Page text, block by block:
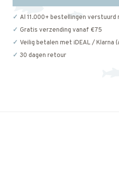
Al 11.000+ bestellingen verstuurd
Gratis verzending vanaf €75
Veilig betalen met iDEAL / Klarna
30 dagen retour